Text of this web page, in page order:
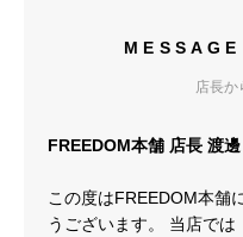
店長か
FREEDOM本舗 店長 渡
この度はFREEDOM本舗
うございます。 当店で